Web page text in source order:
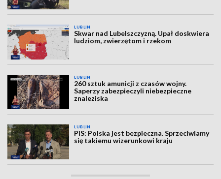
LUBLIN
Skwar nad Lubelszczyzną. Upał doskwiera
ludziom, zwierzętom i rzekom
LUBLIN
260 sztuk amunicji z czasów wojny.
Saperzy zabezpieczyli niebezpieczne
znaleziska
LUBLIN
PiS: Polska jest bezpieczna. Sprzeciwiamy
się takiemu wizerunkowi kraju